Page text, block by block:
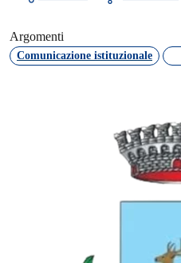
Argomenti
Comunicazione istituzionale